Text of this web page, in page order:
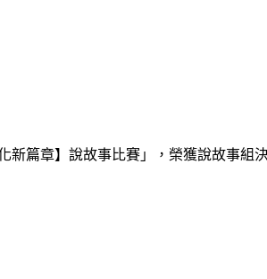
篇章】說故事比賽」，榮獲說故事